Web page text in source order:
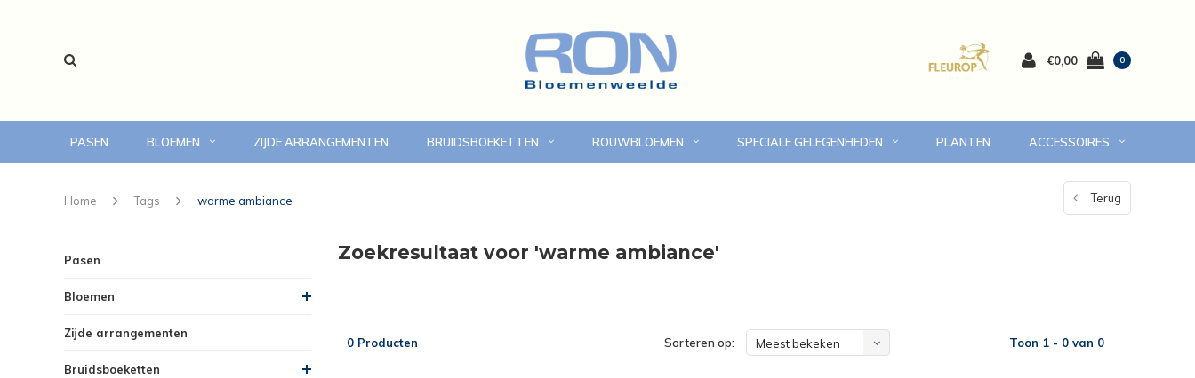
€0,00 0
PASEN BLOEMEN ZIJDE ARRANGEMENTEN BRUIDSBOEKETTEN ROUWBLOEMEN SPECIALE GELEGENHEDEN PLANTEN ACCESSOIRES
voor 14:00 uur besteld, vandaag bezorgd Online bloemen bestellen Eigen bezorgdienst in Volendam en omgeving 7 dagen versgarantie
Home Tags warme ambiance Terug
Pasen
Bloemen
Zijde arrangementen
Bruidsboeketten
Zoekresultaat voor 'warme ambiance'
0 Producten Sorteren op: Meest bekeken Toon 1 - 0 van 0